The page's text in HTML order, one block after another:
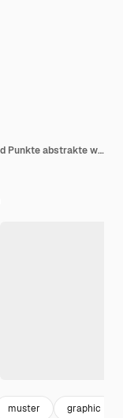
PSD Halftone weißer grauer Hintergrund Punkte abstrakte weiße Hintergrundtexturtechnologie
muster graphic